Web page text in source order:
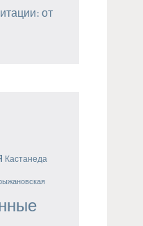
от
Кастанеда